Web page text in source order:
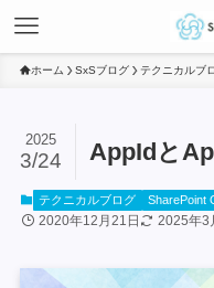
ホーム SxSブログ テクニカルブ
AppIdと
2025
3/24
テクニカルブログ SharePoint
2020年12月21日 2025年3